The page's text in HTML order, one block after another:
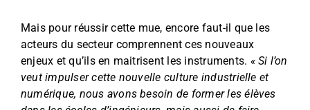
Mais pour réussir cette mue, encore faut-il que les
acteurs du secteur comprennent ces nouveaux
enjeux et qu’ils en maitrisent les instruments. « Si l’on
veut impulser cette nouvelle culture industrielle et
numérique, nous avons besoin de former les élèves